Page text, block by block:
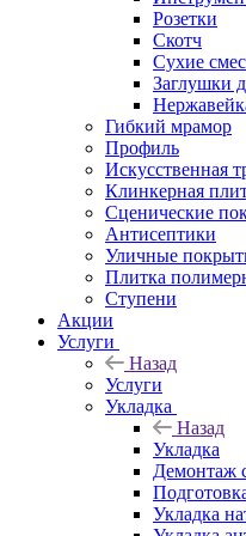
Розетки
Скотч
Сухие
Заглушки
Гибкий мрамор
Профиль
Искусственная
Клинкерная
Сценические
Антисептики
Уличные
Плитка
Ступени
Акции
Услуги
Назад
Услуги
Укладка
Назад
Укладка
Демонтаж
Укладка